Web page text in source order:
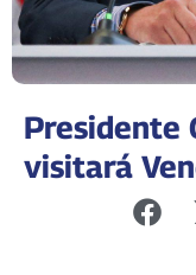
Presidente
visitará